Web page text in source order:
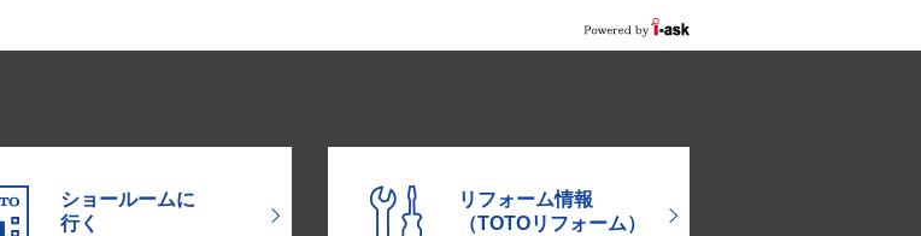
ショールームに
行く
リフォーム情報
（TOTOリフォーム）